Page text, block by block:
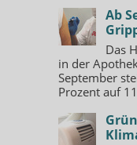
Ab
Das
in der
September
Prozent auf